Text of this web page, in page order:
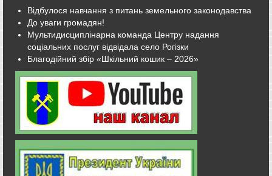
Відбулося навчання з питань земельного законодавства
До уваги громадян!
Мультидисциплінарна команда Центру надання
соціальних послуг відвідала село Рогізки
Благодійний збір «Шкільний кошик – 2026»